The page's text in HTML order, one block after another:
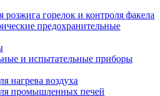
горелок и контроля факела
предохранительные
и испытательные приборы
нагрева воздуха
промышленных печей